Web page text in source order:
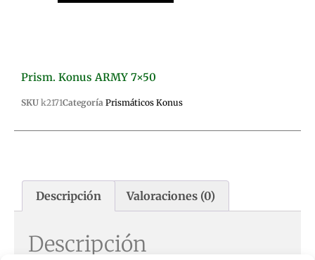
Prism. Konus ARMY 7×50
SKU k2171Categoría Prismáticos Konus
Descripción Valoraciones (0)
Descripción